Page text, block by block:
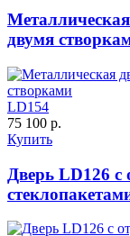
двумя
LD154
75 100 р.
Купить
Дверь LD126 с